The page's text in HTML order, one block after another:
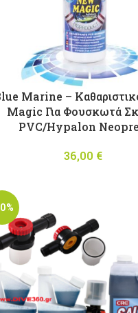
Marine –
Magic Για Φουσκωτά
PVC/Hypalon
36,00 €